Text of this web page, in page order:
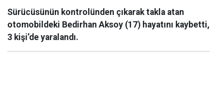
Sürücüsünün kontrolünden çıkarak takla atan
otomobildeki Bedirhan Aksoy (17) hayatını kaybetti,
3 kişi’de yaralandı.